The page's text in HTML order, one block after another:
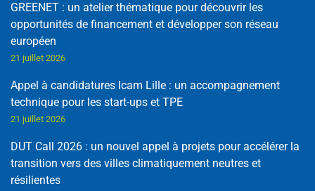
GREENET : un atelier thématique pour découvrir les
opportunités de financement et développer son réseau
européen
21 juillet 2026
Appel à candidatures Icam Lille : un accompagnement
technique pour les start-ups et TPE
21 juillet 2026
DUT Call 2026 : un nouvel appel à projets pour accélérer la
transition vers des villes climatiquement neutres et
résilientes